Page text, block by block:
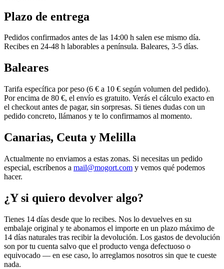
Plazo de entrega
Pedidos confirmados antes de las 14:00 h salen ese mismo día.
Recibes en 24-48 h laborables a península. Baleares, 3-5 días.
Baleares
Tarifa específica por peso (6 € a 10 € según volumen del pedido).
Por encima de 80 €, el envío es gratuito. Verás el cálculo exacto en
el checkout antes de pagar, sin sorpresas. Si tienes dudas con un
pedido concreto, llámanos y te lo confirmamos al momento.
Canarias, Ceuta y Melilla
Actualmente no enviamos a estas zonas. Si necesitas un pedido
especial, escríbenos a mail@mogort.com y vemos qué podemos
hacer.
¿Y si quiero devolver algo?
Tienes 14 días desde que lo recibes. Nos lo devuelves en su
embalaje original y te abonamos el importe en un plazo máximo de
14 días naturales tras recibir la devolución. Los gastos de devolución
son por tu cuenta salvo que el producto venga defectuoso o
equivocado — en ese caso, lo arreglamos nosotros sin que te cueste
nada.